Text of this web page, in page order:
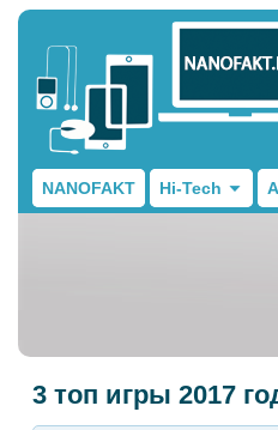
NANOFAKT Hi-Tech
3 топ игры 2017